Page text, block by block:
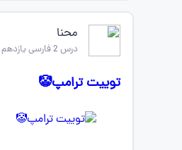
محنا
درس 2 فارسی یازدهم
توییت ترامپ🤡